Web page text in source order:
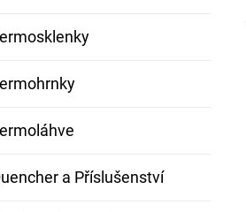
a Příslušenství